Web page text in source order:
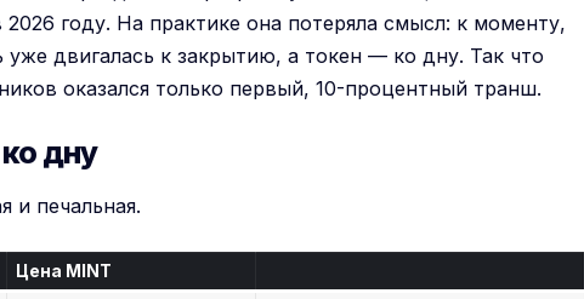
году. На практике она потеряла смысл: к моменту,
двигалась к закрытию, а токен — ко дну. Так что
оказался только первый, 10-процентный транш.
дну
и печальная.
Цена MINT